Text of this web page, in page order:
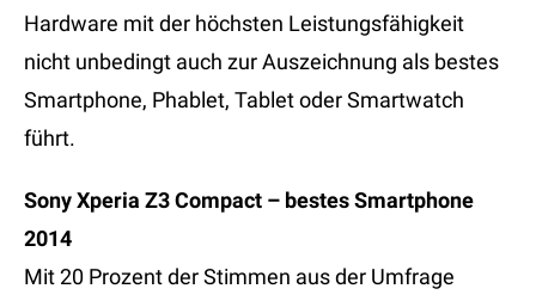
Hardware mit der höchsten Leistungsfähigkeit
nicht unbedingt auch zur Auszeichnung als bestes
Smartphone, Phablet, Tablet oder Smartwatch
führt.
Sony Xperia Z3 Compact – bestes Smartphone
2014
Mit 20 Prozent der Stimmen aus der Umfrage